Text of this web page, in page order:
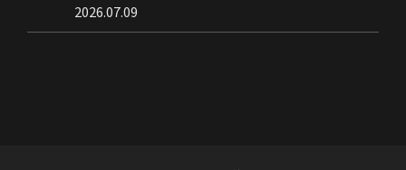
2026.07.09